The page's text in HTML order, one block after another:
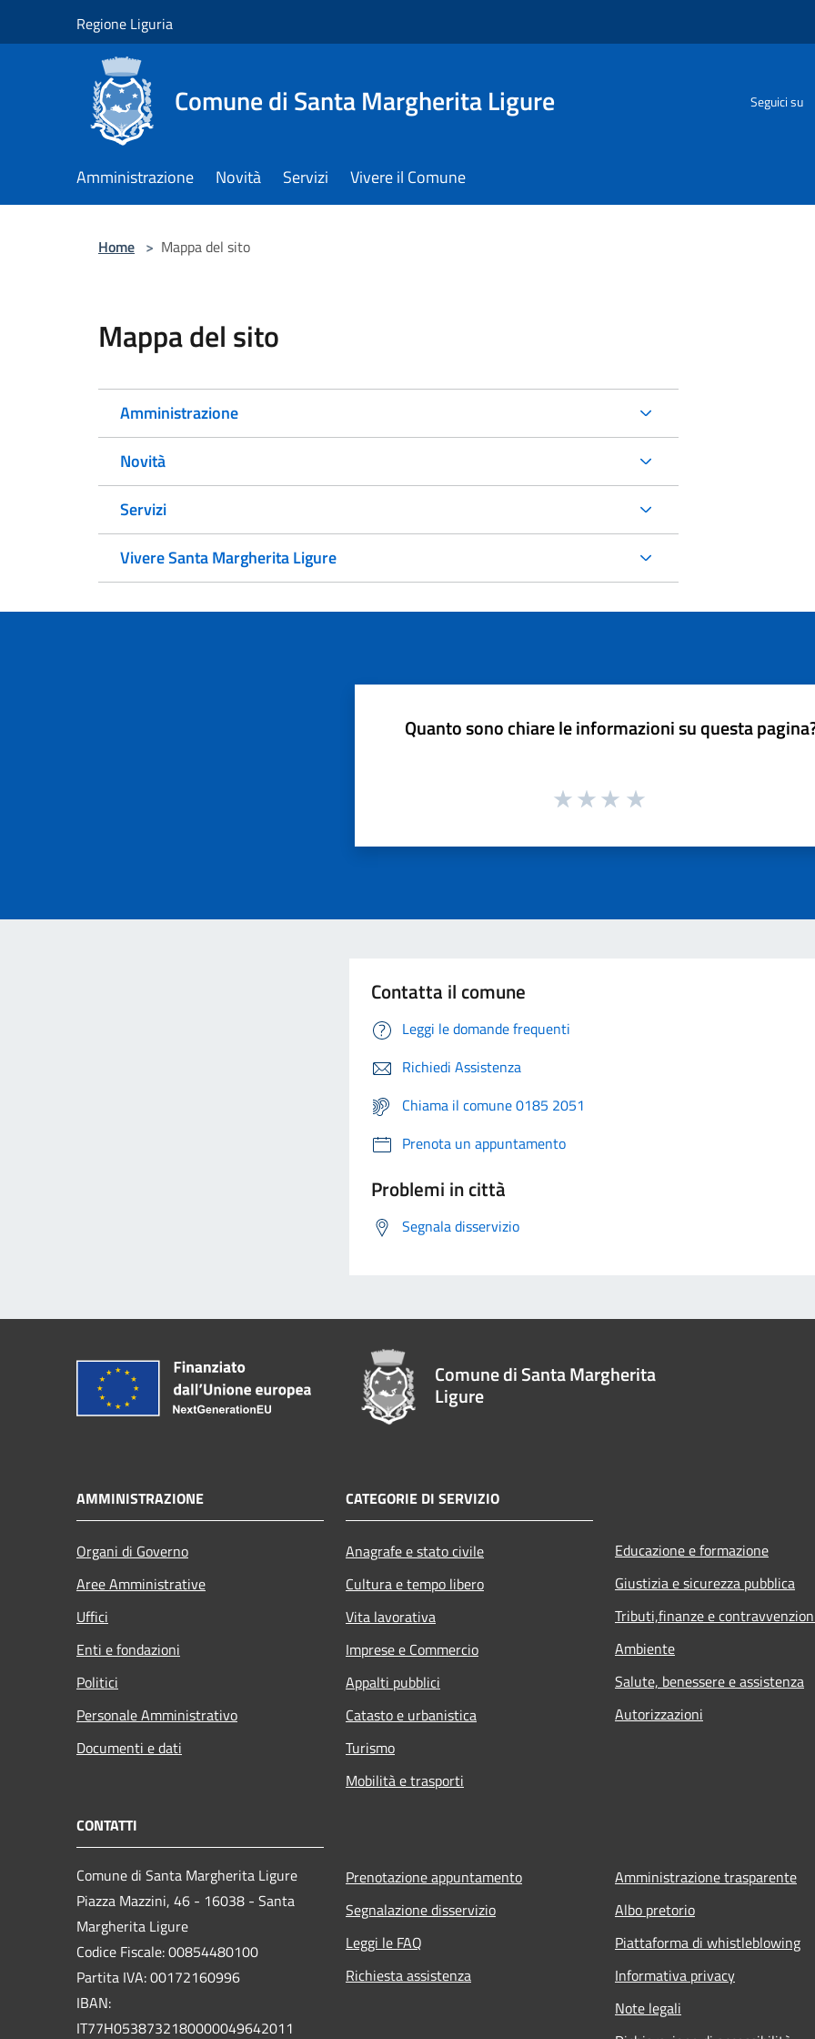
Regione Liguria
Comune di Santa Margherita Ligure Seguici su
Amministrazione Novità Servizi Vivere il Comune
Home > Mappa del sito
Mappa del sito
Amministrazione
Novità
Servizi
Vivere Santa Margherita Ligure
Quanto sono chiare le informazioni su questa
Contatta il comune
Leggi le domande frequenti
Richiedi Assistenza
Chiama il comune 0185 2051
Prenota un appuntamento
Problemi in città
Segnala disservizio
Comune di Santa Margherita
Ligure
AMMINISTRAZIONE
Organi di Governo
Aree Amministrative
Uffici
Enti e fondazioni
Politici
Personale Amministrativo
Documenti e dati
CATEGORIE DI SERVIZIO
Anagrafe e stato civile
Cultura e tempo libero
Vita lavorativa
Imprese e Commercio
Appalti pubblici
Catasto e urbanistica
Turismo
Mobilità e trasporti
Educazione e formazione
Giustizia e sicurezza pubblica
Tributi,finanze e
Ambiente
Salute, benessere e assistenza
Autorizzazioni
CONTATTI
Comune di Santa Margherita Ligure
Piazza Mazzini, 46 - 16038 - Santa
Margherita Ligure
Codice Fiscale: 00854480100
Partita IVA: 00172160996
IBAN:
IT77H0538732180000049642011
Prenotazione appuntamento
Segnalazione disservizio
Leggi le FAQ
Richiesta assistenza
Amministrazione trasparente
Albo pretorio
Piattaforma di whistleblowing
Informativa privacy
Note legali